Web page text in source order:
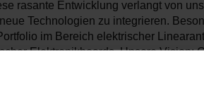
rasante Entwicklung verlangt von
Technologien zu integrieren.
im Bereich elektrischer
Elektronikboards. Unsere Vision: